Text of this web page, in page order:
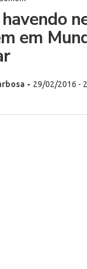
em
- 29/02/2016 -